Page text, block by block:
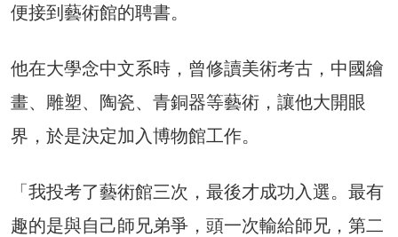
便接到藝術館的聘書。
他在大學念中文系時，曾修讀美術考古，中國繪
畫、雕塑、陶瓷、青銅器等藝術，讓他大開眼
界，於是決定加入博物館工作。
「我投考了藝術館三次，最後才成功入選。最有
趣的是與自己師兄弟爭，頭一次輸給師兄，第二